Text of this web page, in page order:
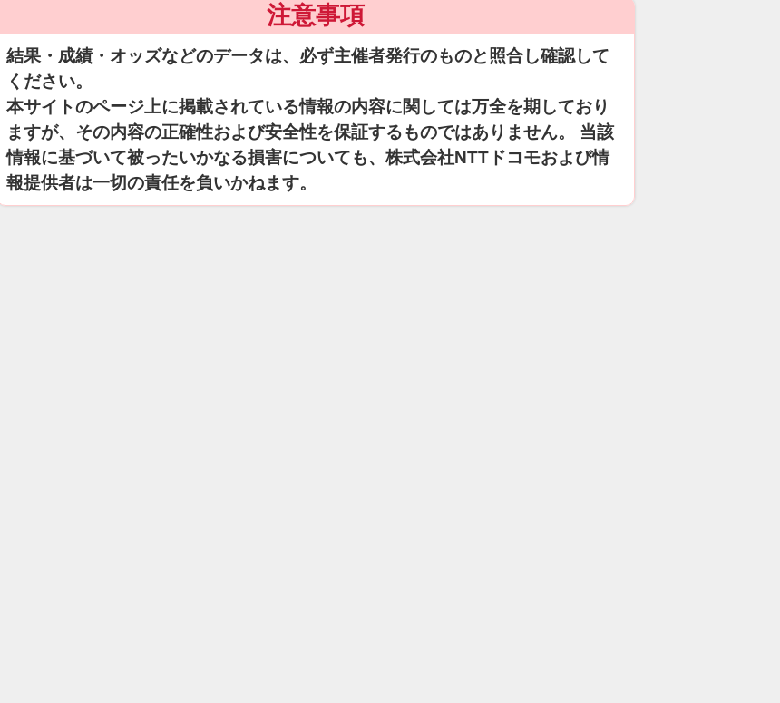
注意事項
結果・成績・オッズなどのデータは、必ず主催者発行のものと照合し確認して
ください。
本サイトのページ上に掲載されている情報の内容に関しては万全を期しており
ますが、その内容の正確性および安全性を保証するものではありません。 当該
情報に基づいて被ったいかなる損害についても、株式会社NTTドコモおよび情
報提供者は一切の責任を負いかねます。